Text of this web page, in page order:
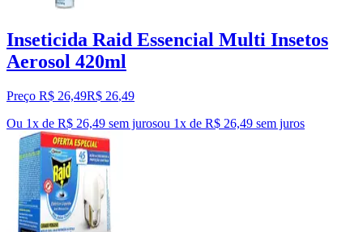
Inseticida Raid Essencial Multi Insetos
Aerosol 420ml
Preço R$ 26,49R$ 26,49
Ou 1x de R$ 26,49 sem jurosou 1x de R$ 26,49 sem juros